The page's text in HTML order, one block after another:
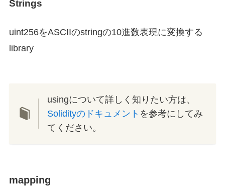
Strings
uint256をASCIIのstringの10進数表現に変換する
library
usingについて詳しく知りたい方は、
Solidityのドキュメント を参考にしてみ
てください。
mapping